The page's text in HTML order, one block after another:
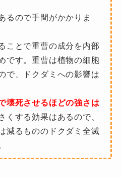
るので手間がかかりま
ことで重曹の成分を内部
です。重曹は植物の細胞
で、ドクダミへの影響は
壊死させるほどの強さは
くする効果はあるので、
減るもののドクダミ全滅